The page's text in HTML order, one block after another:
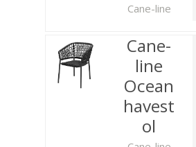
Cane-line
Cane-
line
Ocean
havest
ol